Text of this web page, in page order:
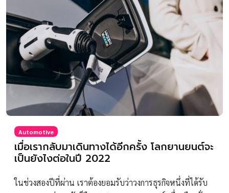
Automotive
เมื่อเรากลับมาเดินทางได้อีกครั้ง โลกยานยนต์จะ
เป็นยังไงต่อในปี 2022
ในช่วงสองปีที่ผ่าน เราต้องยอมรับว่าวงการธุรกิจหนึ่งที่ได้รับ